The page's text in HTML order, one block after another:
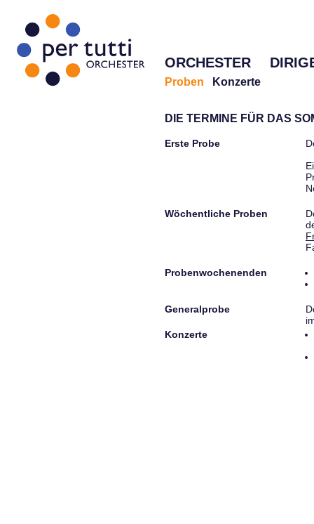
ORCHESTER
Proben Konzerte
DIE TERMINE FÜR DAS
Erste Probe
Wöchentliche Proben
Probenwochenenden
Generalprobe
Konzerte